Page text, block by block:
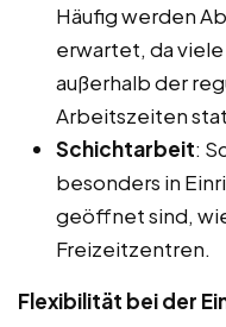
Häufig werden
erwartet, da
außerhalb der
Arbeitszeiten
Schichtarbeit:
besonders in
geöffnet sind,
Freizeitzentren.
Flexibilität bei der